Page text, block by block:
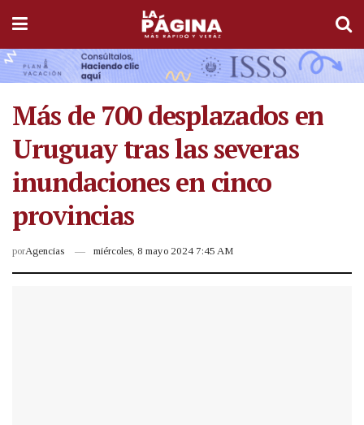
Más de 700 desplazados en
Uruguay tras las severas
inundaciones en cinco
provincias
porAgencias miércoles, 8 mayo 2024 7:45 AM